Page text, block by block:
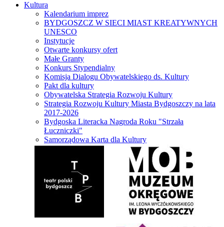
Kultura
Kalendarium imprez
BYDGOSZCZ W SIECI MIAST KREATYWNYCH
UNESCO
Instytucje
Otwarte konkursy ofert
Małe Granty
Konkurs Stypendialny
Komisja Dialogu Obywatelskiego ds. Kultury
Pakt dla kultury
Obywatelska Strategia Rozwoju Kultury
Strategia Rozwoju Kultury Miasta Bydgoszczy na lata
2017-2026
Bydgoska Literacka Nagroda Roku "Strzała
Łuczniczki"
Samorządowa Karta dla Kultury